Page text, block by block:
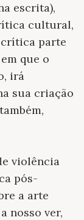
escrita),
cultural,
parte
que o
irá
sua criação
violência
pós-
a arte
nosso ver,